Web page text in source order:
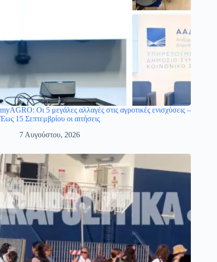
myAGRO: Οι 5 μεγάλες αλλαγές στις αγροτικές ενισχύσεις –
Έως 15 Σεπτεμβρίου οι αιτήσεις
7 Αυγούστου, 2026